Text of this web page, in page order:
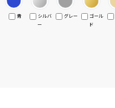
青
シルバ
ー
グレー
ゴール
ド